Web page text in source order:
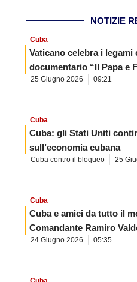
NOTIZIE
Cuba
Vaticano celebra i legami
documentario “Il Papa e
25 Giugno 2026 09:21
Cuba
Cuba: gli Stati Uniti
sull’economia cubana
Cuba contro il bloqueo 25
Cuba
Cuba e amici da tutto il
Comandante Ramiro
24 Giugno 2026 05:35